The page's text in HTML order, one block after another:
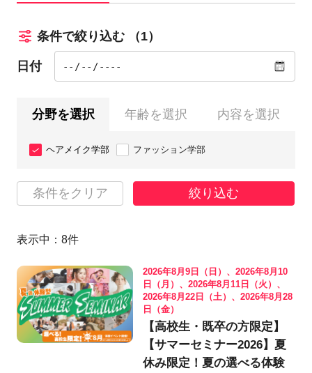
条件で絞り込む （1）
日付
分野を選択 年齢を選択 内容を選択
ヘアメイク学部 ファッション学部
条件をクリア 絞り込む
表示中： 8件
2026年8月9日（日）、2026年8月10
日（月）、2026年8月11日（火）、
2026年8月22日（土）、2026年8月28
日（金）
【高校生・既卒の方限定】
【サマーセミナー2026】夏
休み限定！夏の選べる体験